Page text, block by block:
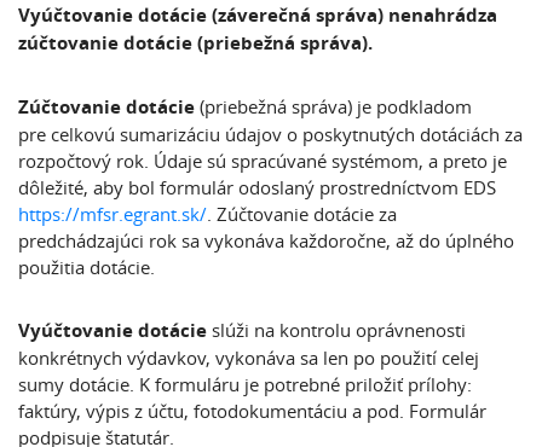
Vyúčtovanie dotácie (záverečná správa) nenahrádza
zúčtovanie dotácie (priebežná správa).
Zúčtovanie dotácie (priebežná správa) je podkladom
pre celkovú sumarizáciu údajov o poskytnutých dotáciách za
rozpočtový rok. Údaje sú spracúvané systémom, a preto je
dôležité, aby bol formulár odoslaný prostredníctvom EDS
https://mfsr.egrant.sk/. Zúčtovanie dotácie za
predchádzajúci rok sa vykonáva každoročne, až do úplného
použitia dotácie.
Vyúčtovanie dotácie slúži na kontrolu oprávnenosti
konkrétnych výdavkov, vykonáva sa len po použití celej
sumy dotácie. K formuláru je potrebné priložiť prílohy:
faktúry, výpis z účtu, fotodokumentáciu a pod. Formulár
podpisuje štatutár.